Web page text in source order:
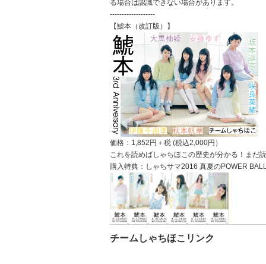
る場合は認識できない場合があります。
-------------------
【鯱本（改訂版）】
価格：1,852円＋税 (税込2,000円）
これを読めばしゃちほこの歴史が分かる！まだ
購入特典：しゃちサマ2016 真夏のPOWER
チームしゃちほこリンク